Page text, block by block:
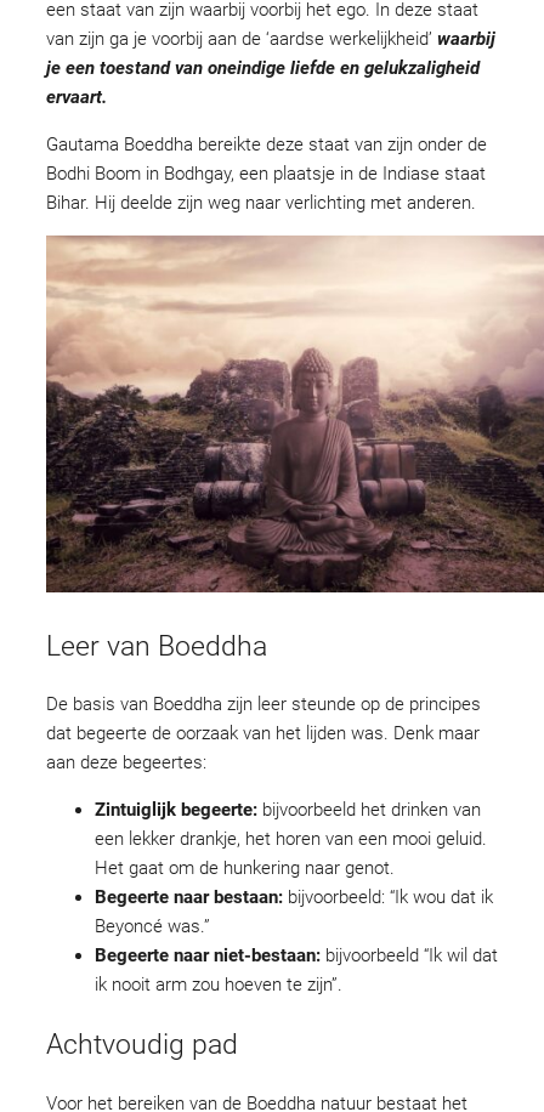
een staat van zijn waarbij voorbij het ego. In deze staat
van zijn ga je voorbij aan de ‘aardse werkelijkheid’ waarbij
je een toestand van oneindige liefde en gelukzaligheid
ervaart.
Gautama Boeddha bereikte deze staat van zijn onder de
Bodhi Boom in Bodhgay, een plaatsje in de Indiase staat
Bihar. Hij deelde zijn weg naar verlichting met anderen.
Leer van Boeddha
De basis van Boeddha zijn leer steunde op de principes
dat begeerte de oorzaak van het lijden was. Denk maar
aan deze begeertes:
Zintuiglijk begeerte: bijvoorbeeld het drinken van
een lekker drankje, het horen van een mooi geluid.
Het gaat om de hunkering naar genot.
Begeerte naar bestaan: bijvoorbeeld: “Ik wou dat ik
Beyoncé was.”
Begeerte naar niet-bestaan: bijvoorbeeld “Ik wil dat
ik nooit arm zou hoeven te zijn”.
Achtvoudig pad
Voor het bereiken van de Boeddha natuur bestaat het